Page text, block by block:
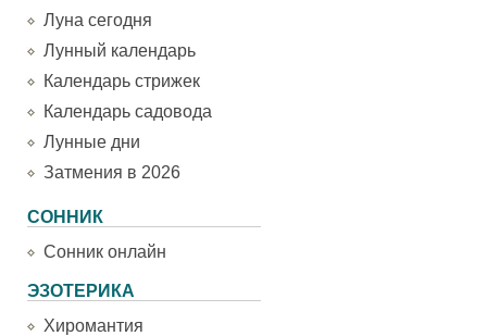
Луна сегодня
Лунный календарь
Календарь стрижек
Календарь садовода
Лунные дни
Затмения в 2026
СОННИК
Сонник онлайн
ЭЗОТЕРИКА
Хиромантия